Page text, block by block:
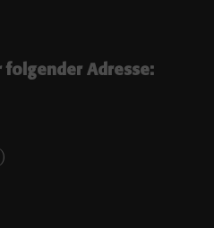
folgender Adresse: